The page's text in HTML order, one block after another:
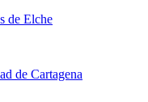
de Elche
de Cartagena